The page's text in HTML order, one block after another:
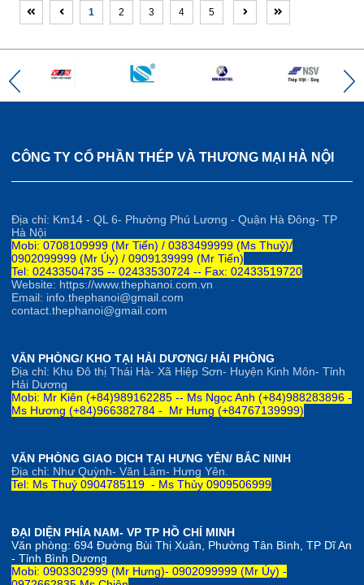
1 2 3 4 5
CÔNG TY CỔ PHẦN THÉP VÀ THƯƠNG MẠI HÀ NỘI
Địa chỉ: Km14 - QL 6- Phường Phú Lương - Quận Hà Đông- TP
Hà Nội
Mobi: 0708109999 (Mr Tiến) / 0383499999 (Ms Thuỷ)/
0902099999 (Mr Úy) / 0909139999 (Mr Tiến)
Tel: 02433504735 -- 02433530724 -- Fax: 02433519720
Website: https://www.thephanoi.com.vn
Email: info.thephanoi@gmail.com
contact.thephanoi@gmail.com
VĂN PHÒNG/ KHO TẠI HẢI DƯƠNG/ HẢI PHÒNG
Địa chỉ: Khu Đô thị Thái Hà- Xã Hiệp Sơn- Huyện Kinh Môn- Tỉnh
Hải Dương
Mobi: Mr Kiên (+84)989162285 -- Ms Ngọc Anh (+84)988283896 -
Ms Hương (+84)966382784 - Mr Hưng (+84767139999)
VĂN PHÒNG GIAO DỊCH TẠI HƯNG YÊN/ BẮC NINH
Địa chỉ: Như Quỳnh- Văn Lâm- Hưng Yên.
Tel: Ms Thuý 0904785119 - Ms Thủy 0909506999
ĐẠI DIỆN PHÍA NAM- VP TP HỒ CHÍ MINH
Văn phòng: 694 Đường Bùi Thị Xuân, Phường Tân Bình, TP Dĩ An
- Tỉnh Bình Dương
Mobi: 0903302999 (Mr Hưng)- 0902099999 (Mr Úy) -